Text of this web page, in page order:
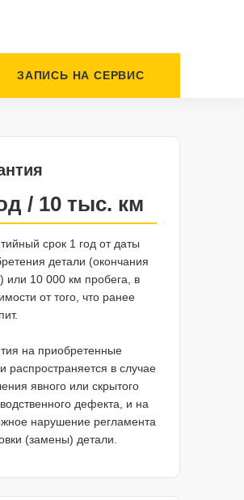
ЗАПИСЬ НА СЕРВИС
/ 10 тыс. км
срок 1 год от даты
детали (окончания
или 10 000 км пробега, в
от того, что ранее
на приобретенные
распространяется в случае
явного или скрытого
дефекта, и на
нарушение регламента
(замены) детали.